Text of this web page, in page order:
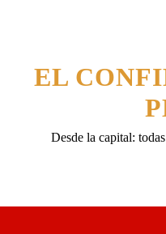
EL
Desde la capital: